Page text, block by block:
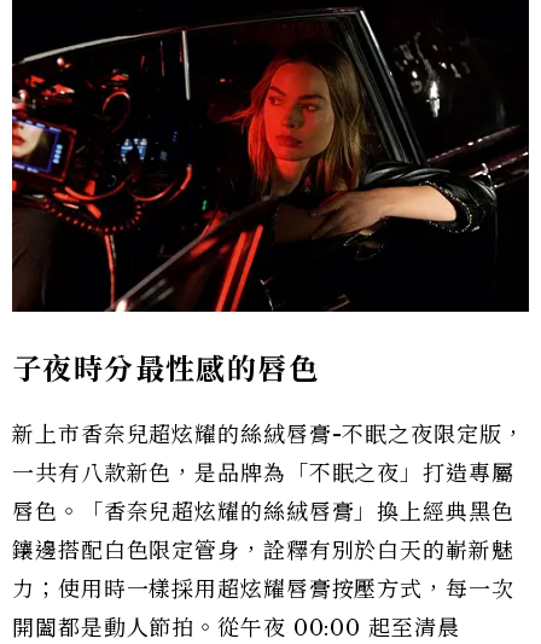
子夜時分最性感的唇色
新上市香奈兒超炫耀的絲絨唇膏-不眠之夜限定版，
一共有八款新色，是品牌為「不眠之夜」打造專屬
唇色。「香奈兒超炫耀的絲絨唇膏」換上經典黑色
鑲邊搭配白色限定管身，詮釋有別於白天的嶄新魅
力；使用時一樣採用超炫耀唇膏按壓方式，每一次
開闔都是動人節拍。從午夜 00:00 起至清晨